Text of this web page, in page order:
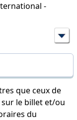
-
que ceux de
le billet et/ou
du